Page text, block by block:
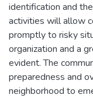
identification and
activities will allow
promptly to risky
organization and a
evident. The
preparedness and
neighborhood to